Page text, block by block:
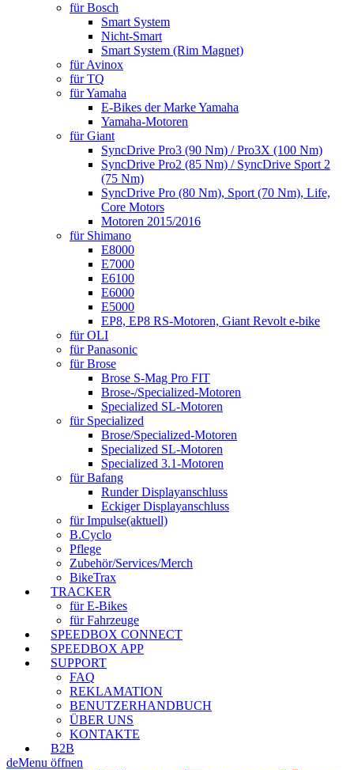
für Bosch
Smart System
Nicht-Smart
Smart System (Rim Magnet)
für Avinox
für TQ
für Yamaha
E-Bikes der Marke Yamaha
Yamaha-Motoren
für Giant
SyncDrive Pro3 (90 Nm) / Pro3X (100 Nm)
SyncDrive Pro2 (85 Nm) / SyncDrive Sport 2
(75 Nm)
SyncDrive Pro (80 Nm), Sport (70 Nm), Life,
Core Motors
Motoren 2015/2016
für Shimano
E8000
E7000
E6100
E6000
E5000
EP8, EP8 RS-Motoren, Giant Revolt e-bike
für OLI
für Panasonic
für Brose
Brose S-Mag Pro FIT
Brose-/Specialized-Motoren
Specialized SL-Motoren
für Specialized
Brose/Specialized-Motoren
Specialized SL-Motoren
Specialized 3.1-Motoren
für Bafang
Runder Displayanschluss
Eckiger Displayanschluss
für Impulse(aktuell)
B.Cyclo
Pflege
Zubehör/Services/Merch
BikeTrax
TRACKER
für E-Bikes
für Fahrzeuge
SPEEDBOX CONNECT
SPEEDBOX APP
SUPPORT
FAQ
REKLAMATION
BENUTZERHANDBUCH
ÜBER UNS
KONTAKTE
B2B
deMenu öffnen